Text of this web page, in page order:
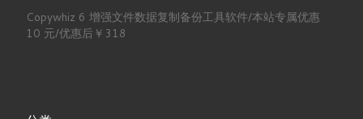
Copywhiz 6 增强文件数据复制备份工具软件/本站专属优惠
10 元/优惠后￥318